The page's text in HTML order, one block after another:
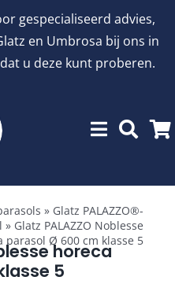
gespecialiseerd advies,
en Umbrosa bij ons in
u deze kunt proberen.
» Glatz PALAZZO®-
» Glatz PALAZZO Noblesse
parasol Ø 600 cm klasse 5
horeca
5